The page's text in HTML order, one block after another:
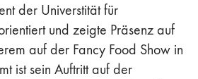
der Universtität für
und zeigte Präsenz auf
auf der Fancy Food Show in
ist sein Auftritt auf der